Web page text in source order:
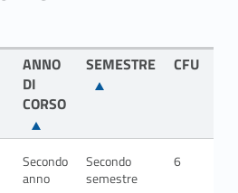
ANNO
DI
CORSO
SEMESTRE CFU
Secondo
anno
Secondo
semestre
6